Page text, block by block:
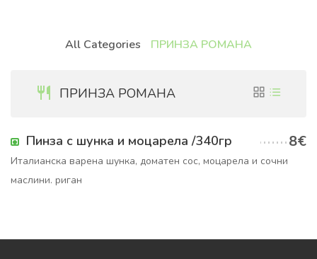
All Categories ПРИНЗА РОМАНА
ПРИНЗА РОМАНА
Пинза с шунка и моцарела /340гр 8€
Италианска варена шунка, доматен сос, моцарела и сочни
маслини. риган